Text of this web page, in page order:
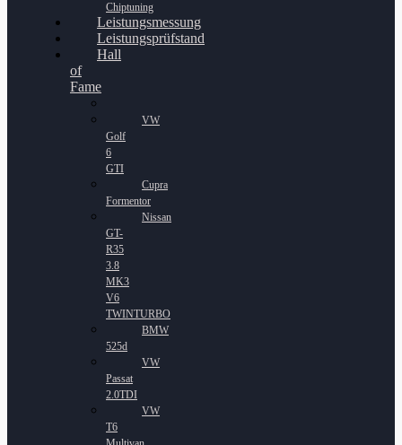
Chiptuning
Leistungsmessung
Leistungsprüfstand
Hall
of
Fame
VW
Golf
6
GTI
Cupra
Formentor
Nissan
GT-
R35
3.8
MK3
V6
TWINTURBO
BMW
525d
VW
Passat
2.0TDI
VW
T6